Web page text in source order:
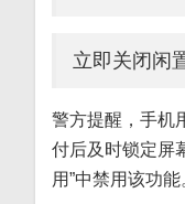
立即关闭闲
警方提醒，手机
付后及时锁定屏
用”中禁用该功能